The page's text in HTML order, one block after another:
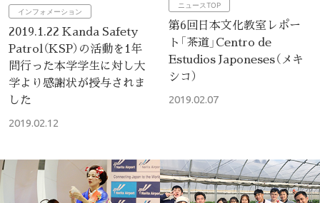
インフォメーション
2019.1.22 Kanda Safety
Patrol（KSP）の活動を1年
間行った本学学生に対し大
学より感謝状が授与されま
した
2019.02.12
ニュースTOP
第6回日本文化教室レポー
ト「茶道」Centro de
Estudios Japoneses（メキ
シコ）
2019.02.07